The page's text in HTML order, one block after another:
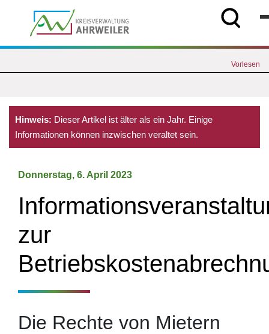
Vorlesen
Hinweis: Dieser Artikel ist älter als ein Jahr. Einige
Informationen können inzwischen veraltet sein.
Donnerstag, 6. April 2023
zur
Die Rechte von Mietern